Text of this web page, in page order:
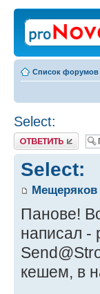
Список форумов
Select:
Ответить
Select:
Панове!
написал -
кешем, в